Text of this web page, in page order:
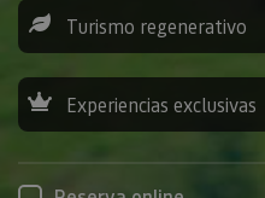
Turismo regenerativo
Experiencias exclusivas